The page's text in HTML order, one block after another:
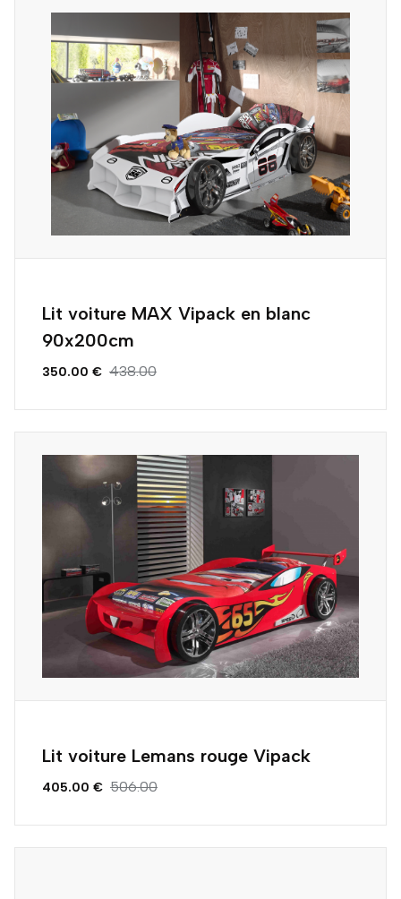
Lit voiture MAX Vipack en blanc
90x200cm
350.00 € 438.00
Lit voiture Lemans rouge Vipack
405.00 € 506.00